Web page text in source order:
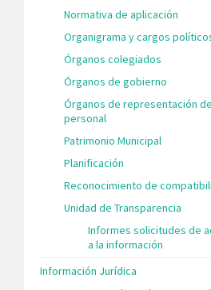
Normativa de aplicación
Organigrama y cargos
Órganos colegiados
Órganos de gobierno
Órganos de representación
personal
Patrimonio Municipal
Planificación
Reconocimiento de
Unidad de Transparencia
Informes solicitudes de
a la información
Información Jurídica